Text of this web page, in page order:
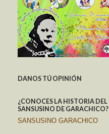
DANOS TÚ OPINIÓN
¿CONOCES LA HISTORIA DEL
SANSUSINO DE GARACHICO?
SANSUSINO GARACHICO